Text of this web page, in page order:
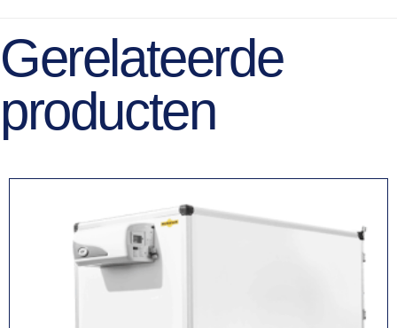
Gerelateerde
producten